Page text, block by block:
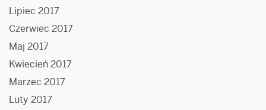
Lipiec 2017
Czerwiec 2017
Maj 2017
Kwiecień 2017
Marzec 2017
Luty 2017